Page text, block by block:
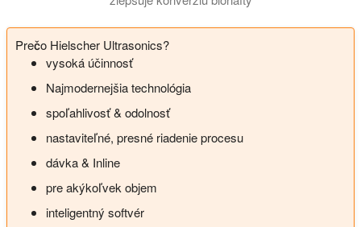
Prečo Hielscher Ultrasonics?
vysoká účinnosť
Najmodernejšia technológia
spoľahlivosť & odolnosť
nastaviteľné, presné riadenie procesu
dávka & Inline
pre akýkoľvek objem
inteligentný softvér